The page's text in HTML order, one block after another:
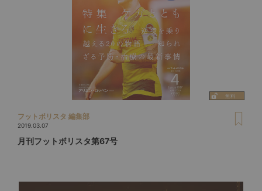
フットボリスタ 編集部
2019.03.07
月刊フットボリスタ第67号